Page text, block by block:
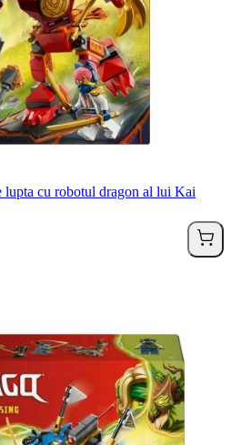
cu robotul dragon al lui Kai